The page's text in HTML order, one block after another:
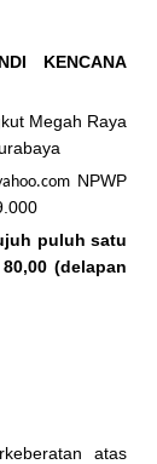
KENCANA
Raya
NPWP
puluh satu
80,00 (delapan
atas